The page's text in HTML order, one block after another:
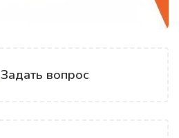
Задать вопрос